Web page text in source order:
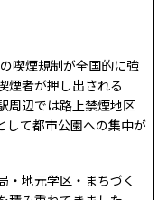
喫煙規制が全国的に強
煙者が押し出される
周辺では路上禁煙地区
して都市公園への集中が
・地元学区・まちづく